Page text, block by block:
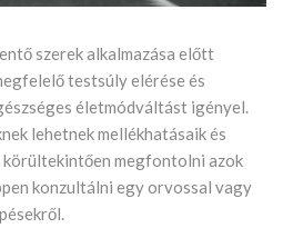
szerek alkalmazása előtt
testsúly elérése és
életmódváltást igényel.
lehetnek mellékhatásaik és
körültekintően megfontolni azok
konzultálni egy orvossal vagy